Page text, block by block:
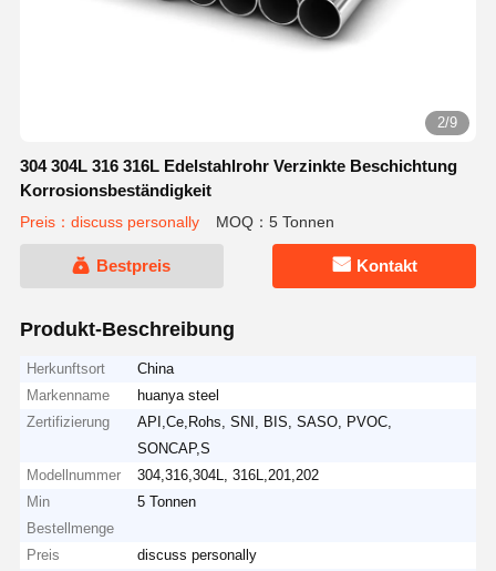
2/9
304 304L 316 316L Edelstahlrohr Verzinkte Beschichtung
Korrosionsbeständigkeit
Preis：discuss personally MOQ：5 Tonnen
Bestpreis Kontakt
Produkt-Beschreibung
Herkunftsort
China
Markenname
huanya steel
Zertifizierung
API,Ce,Rohs, SNI, BIS, SASO, PVOC,
SONCAP,S
Modellnummer
304,316,304L, 316L,201,202
Min
Bestellmenge
5 Tonnen
Preis
discuss personally